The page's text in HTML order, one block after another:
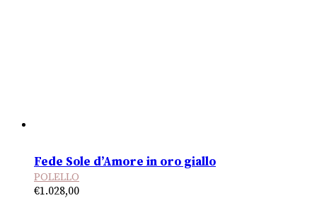
Fede Sole d’Amore in oro giallo
POLELLO
€1.028,00